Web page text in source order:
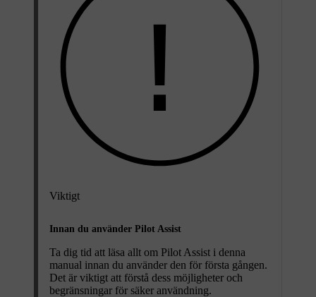
Viktigt
Innan du använder Pilot Assist
Ta dig tid att läsa allt om Pilot Assist i denna
manual innan du använder den för första gången.
Det är viktigt att förstå dess möjligheter och
begränsningar för säker användning.